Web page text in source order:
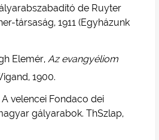
de Ruyter
társaság, 1911 (Egyházunk
Elemér, Az evangyéliom
1900.
velencei Fondaco dei
gályarabok. ThSzlap,